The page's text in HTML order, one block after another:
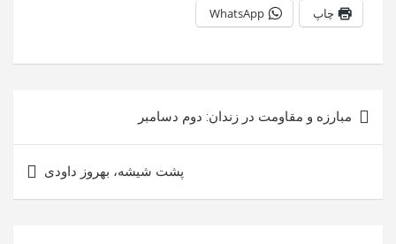
چاپ WhatsApp
نوشته
مبارزه و مقاومت در زندان: دوم دسامبر
پشت شیشه، بهروز داودى